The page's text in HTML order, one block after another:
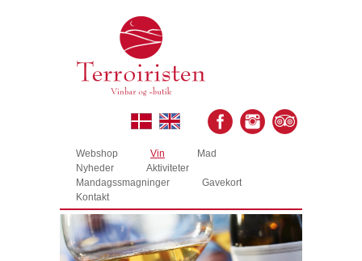
Webshop Vin
Mad
Nyheder
Aktiviteter
Mandagssmagninger
Gavekort
Kontakt